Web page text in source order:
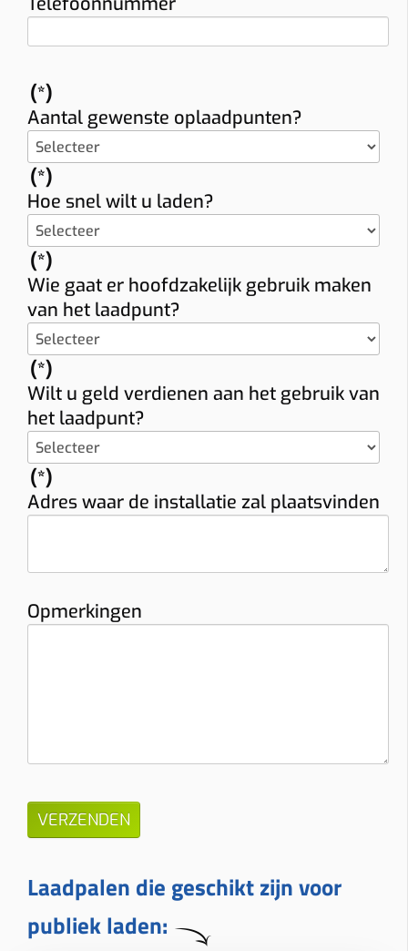
(*)
Aantal gewenste oplaadpunten?
(*)
Hoe snel wilt u laden?
(*)
Wie gaat er hoofdzakelijk gebruik maken
van het laadpunt?
(*)
Wilt u geld verdienen aan het gebruik van
het laadpunt?
(*)
Adres waar de installatie zal plaatsvinden
Opmerkingen
Laadpalen die geschikt zijn voor
publiek laden: